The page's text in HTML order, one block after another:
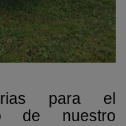
para el
de nuestro